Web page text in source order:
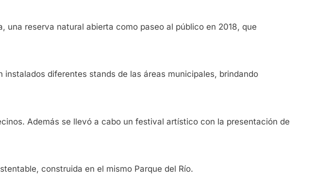
una reserva natural abierta como paseo al público en 2018, que
diferentes stands de las áreas municipales, brindando
Además se llevó a cabo un festival artístico con la presentación de
construida en el mismo Parque del Río.